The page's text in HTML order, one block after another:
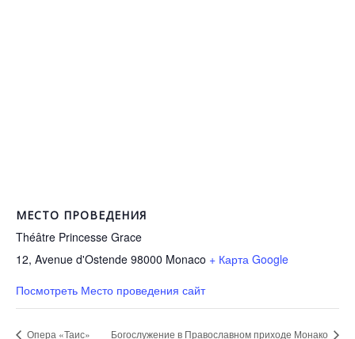
МЕСТО ПРОВЕДЕНИЯ
Théâtre Princesse Grace
12, Avenue d'Ostende 98000 Monaco + Карта Google
Посмотреть Место проведения сайт
Опера «Таис» Богослужение в Православном приходе Монако